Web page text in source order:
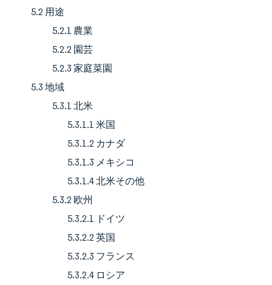
5.2 用途
5.2.1 農業
5.2.2 園芸
5.2.3 家庭菜園
5.3 地域
5.3.1 北米
5.3.1.1 米国
5.3.1.2 カナダ
5.3.1.3 メキシコ
5.3.1.4 北米その他
5.3.2 欧州
5.3.2.1 ドイツ
5.3.2.2 英国
5.3.2.3 フランス
5.3.2.4 ロシア